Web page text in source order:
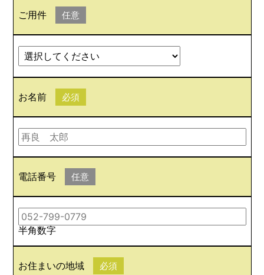
ご用件 任意
お名前 必須
電話番号 任意
半角数字
お住まいの地域 必須